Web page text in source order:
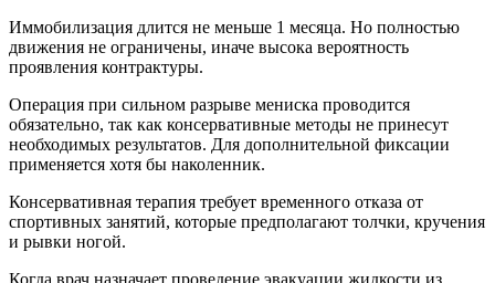
Иммобилизация длится не меньше 1 месяца. Но полностью
движения не ограничены, иначе высока вероятность
проявления контрактуры.
Операция при сильном разрыве мениска проводится
обязательно, так как консервативные методы не принесут
необходимых результатов. Для дополнительной фиксации
применяется хотя бы наколенник.
Консервативная терапия требует временного отказа от
спортивных занятий, которые предполагают толчки, кручения
и рывки ногой.
Когда врач назначает проведение эвакуации жидкости из